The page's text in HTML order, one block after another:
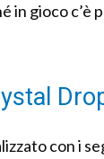
in gioco c’è
con i